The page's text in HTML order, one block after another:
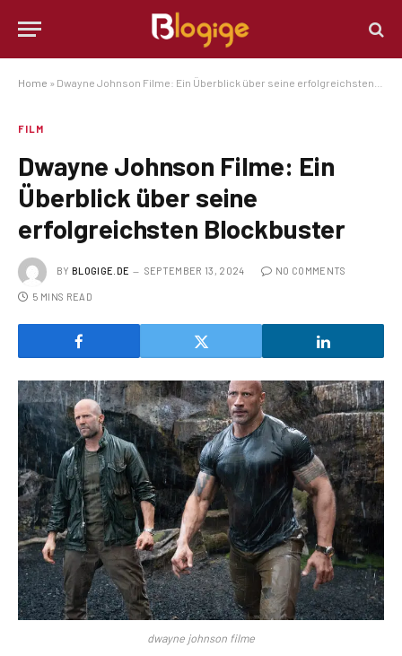
Home » Dwayne Johnson Filme: Ein Überblick über seine erfolgreichsten Blockbuster
FILM
Dwayne Johnson Filme: Ein
Überblick über seine
erfolgreichsten Blockbuster
BY BLOGIGE.DE SEPTEMBER 13, 2024 NO COMMENTS
5 MINS READ
dwayne johnson filme